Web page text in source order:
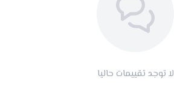
لا توجد تقييمات حاليا